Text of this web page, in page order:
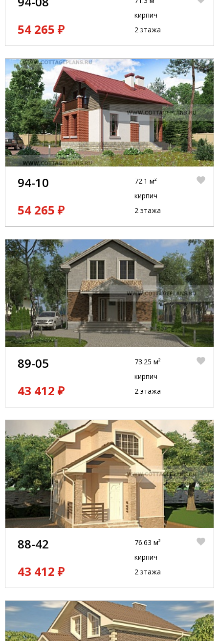
54 265 ₽
кирпич
2 этажа
94-10
54 265 ₽
72.1 м²
кирпич
2 этажа
89-05
43 412 ₽
73.25 м²
кирпич
2 этажа
88-42
43 412 ₽
76.63 м²
кирпич
2 этажа